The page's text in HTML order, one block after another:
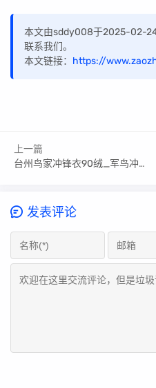
本文由sddy008于2025-02-
联系我们。
本文链接： https://
上一篇
台州鸟家冲锋衣90绒_军鸟冲锋衣知识
发表评论